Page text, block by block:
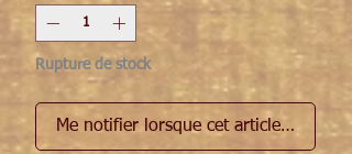
Rupture de stock
Me notifier lorsque cet article est